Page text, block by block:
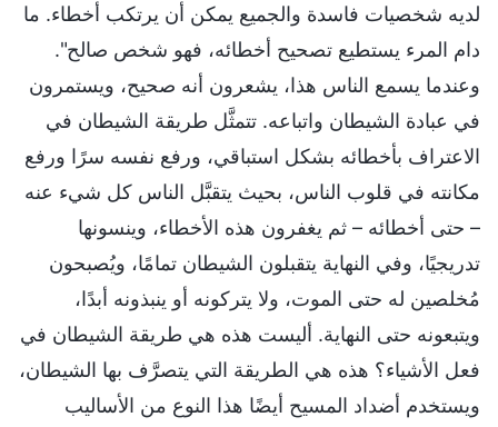
لديه شخصيات فاسدة والجميع يمكن أن يرتكب أخطاء. ما
دام المرء يستطيع تصحيح أخطائه، فهو شخص صالح".
وعندما يسمع الناس هذا، يشعرون أنه صحيح، ويستمرون
في عبادة الشيطان واتباعه. تتمثَّل طريقة الشيطان في
الاعتراف بأخطائه بشكل استباقي، ورفع نفسه سرًا ورفع
مكانته في قلوب الناس، بحيث يتقبَّل الناس كل شيء عنه
– حتى أخطائه – ثم يغفرون هذه الأخطاء، وينسونها
تدريجيًا، وفي النهاية يتقبلون الشيطان تمامًا، ويُصبحون
مُخلصين له حتى الموت، ولا يتركونه أو ينبذونه أبدًا،
ويتبعونه حتى النهاية. أليست هذه هي طريقة الشيطان في
فعل الأشياء؟ هذه هي الطريقة التي يتصرَّف بها الشيطان،
ويستخدم أضداد المسيح أيضًا هذا النوع من الأساليب